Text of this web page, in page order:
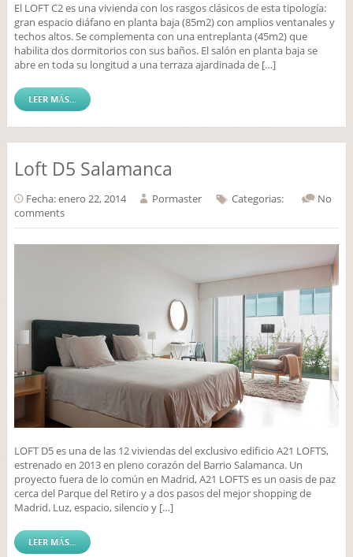
El LOFT C2 es una vivienda con los rasgos clásicos de esta tipología:
gran espacio diáfano en planta baja (85m2) con amplios ventanales y
techos altos. Se complementa con una entreplanta (45m2) que
habilita dos dormitorios con sus baños. El salón en planta baja se
abre en toda su longitud a una terraza ajardinada de […]
LEER MÁS...
Loft D5 Salamanca
Fecha: enero 22, 2014 Pormaster Categorias:
No
comments
LOFT D5 es una de las 12 viviendas del exclusivo edificio A21 LOFTS,
estrenado en 2013 en pleno corazón del Barrio Salamanca. Un
proyecto fuera de lo común en Madrid, A21 LOFTS es un oasis de paz
cerca del Parque del Retiro y a dos pasos del mejor shopping de
Madrid. Luz, espacio, silencio y […]
LEER MÁS...